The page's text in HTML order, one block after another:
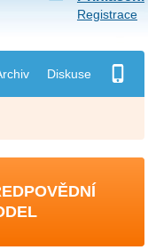
Diskuse
Registrace